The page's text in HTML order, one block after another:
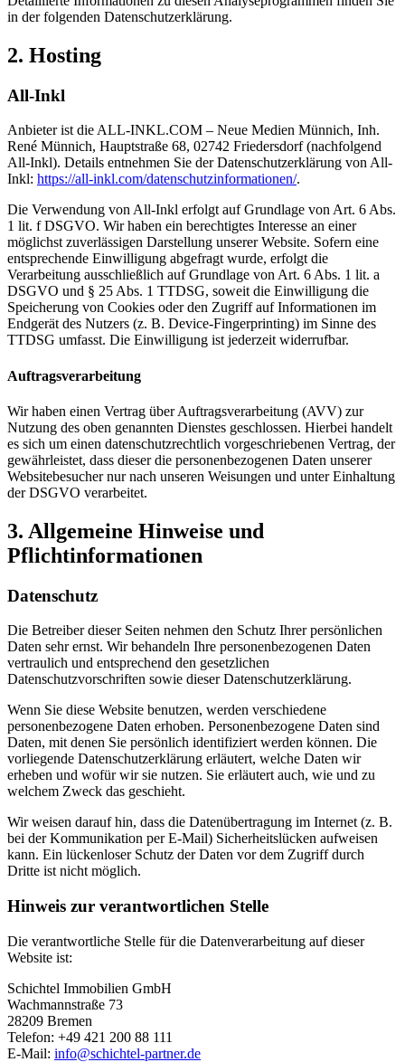
in der folgenden Datenschutzerklärung.
2. Hosting
All-Inkl
Anbieter ist die ALL-INKL.COM – Neue Medien Münnich, Inh.
René Münnich, Hauptstraße 68, 02742 Friedersdorf (nachfolgend
All-Inkl). Details entnehmen Sie der Datenschutzerklärung von All-
Inkl: https://all-inkl.com/datenschutzinformationen/.
Die Verwendung von All-Inkl erfolgt auf Grundlage von Art. 6 Abs.
1 lit. f DSGVO. Wir haben ein berechtigtes Interesse an einer
möglichst zuverlässigen Darstellung unserer Website. Sofern eine
entsprechende Einwilligung abgefragt wurde, erfolgt die
Verarbeitung ausschließlich auf Grundlage von Art. 6 Abs. 1 lit. a
DSGVO und § 25 Abs. 1 TTDSG, soweit die Einwilligung die
Speicherung von Cookies oder den Zugriff auf Informationen im
Endgerät des Nutzers (z. B. Device-Fingerprinting) im Sinne des
TTDSG umfasst. Die Einwilligung ist jederzeit widerrufbar.
Auftragsverarbeitung
Wir haben einen Vertrag über Auftragsverarbeitung (AVV) zur
Nutzung des oben genannten Dienstes geschlossen. Hierbei handelt
es sich um einen datenschutzrechtlich vorgeschriebenen Vertrag, der
gewährleistet, dass dieser die personenbezogenen Daten unserer
Websitebesucher nur nach unseren Weisungen und unter Einhaltung
der DSGVO verarbeitet.
3. Allgemeine Hinweise und
Pflichtinformationen
Datenschutz
Die Betreiber dieser Seiten nehmen den Schutz Ihrer persönlichen
Daten sehr ernst. Wir behandeln Ihre personenbezogenen Daten
vertraulich und entsprechend den gesetzlichen
Datenschutzvorschriften sowie dieser Datenschutzerklärung.
Wenn Sie diese Website benutzen, werden verschiedene
personenbezogene Daten erhoben. Personenbezogene Daten sind
Daten, mit denen Sie persönlich identifiziert werden können. Die
vorliegende Datenschutzerklärung erläutert, welche Daten wir
erheben und wofür wir sie nutzen. Sie erläutert auch, wie und zu
welchem Zweck das geschieht.
Wir weisen darauf hin, dass die Datenübertragung im Internet (z. B.
bei der Kommunikation per E-Mail) Sicherheitslücken aufweisen
kann. Ein lückenloser Schutz der Daten vor dem Zugriff durch
Dritte ist nicht möglich.
Hinweis zur verantwortlichen Stelle
Die verantwortliche Stelle für die Datenverarbeitung auf dieser
Website ist:
Schichtel Immobilien GmbH
Wachmannstraße 73
28209 Bremen
Telefon: +49 421 200 88 111
E-Mail: info@schichtel-partner.de